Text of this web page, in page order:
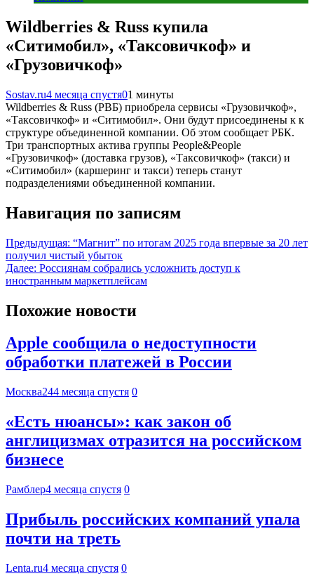
Wildberries & Russ купила
«Ситимобил», «Таксовичкоф» и
«Грузовичкоф»
Sostav.ru4 месяца спустя01 минуты
Wildberries & Russ (РВБ) приобрела сервисы «Грузовичкоф»,
«Таксовичкоф» и «Ситимобил». Они будут присоединены к к
структуре объединенной компании. Об этом сообщает РБК.
Три транспортных актива группы People&People
«Грузовичкоф» (доставка грузов), «Таксовичкоф» (такси) и
«Ситимобил» (каршеринг и такси) теперь станут
подразделениями объединенной компании.
Навигация по записям
Предыдущая: “Магнит” по итогам 2025 года впервые за 20 лет
получил чистый убыток
Далее: Россиянам собрались усложнить доступ к
иностранным маркетплейсам
Похожие новости
Apple сообщила о недоступности
обработки платежей в России
Москва244 месяца спустя 0
«Есть нюансы»: как закон об
англицизмах отразится на российском
бизнесе
Рамблер4 месяца спустя 0
Прибыль российских компаний упала
почти на треть
Lenta.ru4 месяца спустя 0